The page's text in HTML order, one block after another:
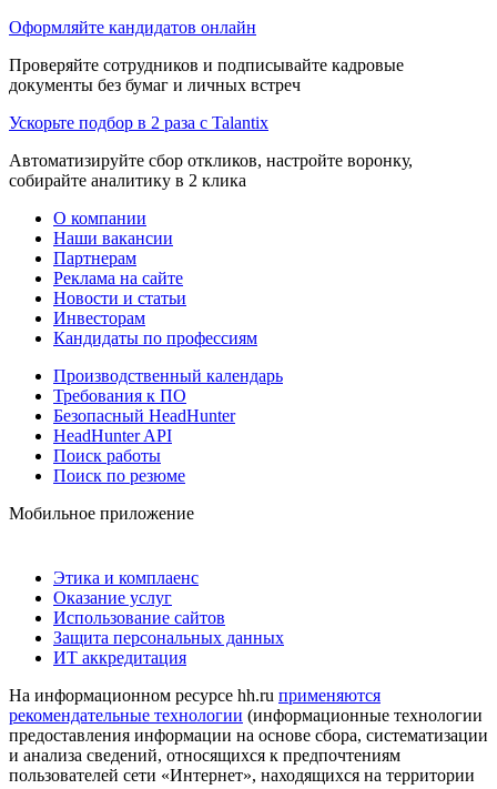
Оформляйте кандидатов онлайн
Проверяйте сотрудников и подписывайте кадровые
документы без бумаг и личных встреч
Ускорьте подбор в 2 раза с Talantix
Автоматизируйте сбор откликов, настройте воронку,
собирайте аналитику в 2 клика
О компании
Наши вакансии
Партнерам
Реклама на сайте
Новости и статьи
Инвесторам
Кандидаты по профессиям
Производственный календарь
Требования к ПО
Безопасный HeadHunter
HeadHunter API
Поиск работы
Поиск по резюме
Мобильное приложение
Этика и комплаенс
Оказание услуг
Использование сайтов
Защита персональных данных
ИТ аккредитация
На информационном ресурсе hh.ru применяются
рекомендательные технологии (информационные технологии
предоставления информации на основе сбора, систематизации
и анализа сведений, относящихся к предпочтениям
пользователей сети «Интернет», находящихся на территории